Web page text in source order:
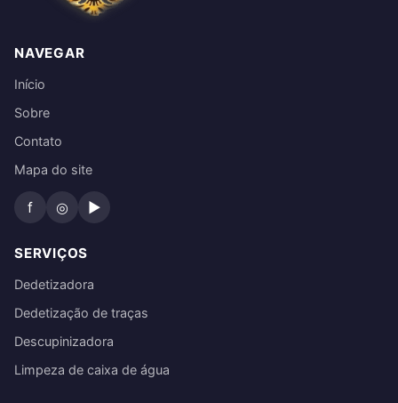
NAVEGAR
Início
Sobre
Contato
Mapa do site
f ◎ ▶
SERVIÇOS
Dedetizadora
Dedetização de traças
Descupinizadora
Limpeza de caixa de água